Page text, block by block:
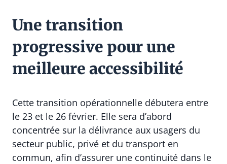
Une transition
progressive pour une
meilleure accessibilité
Cette transition opérationnelle débutera entre
le 23 et le 26 février. Elle sera d’abord
concentrée sur la délivrance aux usagers du
secteur public, privé et du transport en
commun, afin d’assurer une continuité dans le